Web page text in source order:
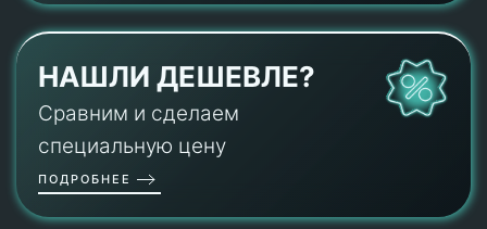
НАШЛИ ДЕШЕВЛЕ?
Сравним и сделаем
специальную цену
ПОДРОБНЕЕ